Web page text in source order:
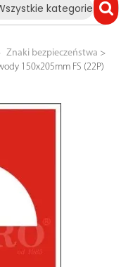
kategorie
Znaki bezpieczeństwa
150x205mm FS (22P)